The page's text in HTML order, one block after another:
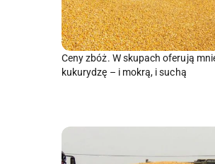
Ceny zbóż. W skupach oferują
kukurydzę – i mokrą, i suchą